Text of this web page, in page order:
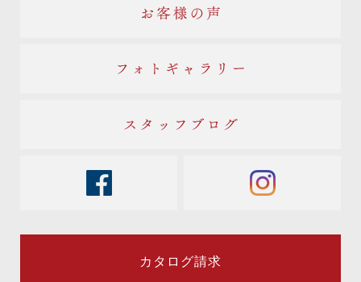
お客様の声
フォトギャラリー
スタッフブログ
instagram
カタログ請求